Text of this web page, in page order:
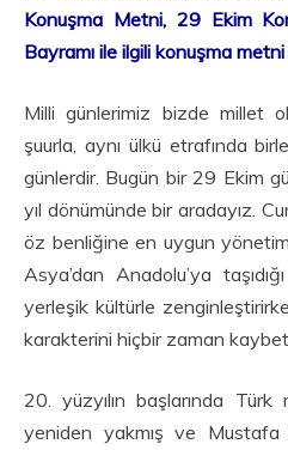
Konuşma Metni, 29 Ekim
Bayramı ile ilgili konuşma
Milli günlerimiz bizde millet
şuurla, aynı ülkü etrafında
günlerdir. Bugün bir 29 Ekim
yıl dönümünde bir aradayız.
öz benliğine en uygun
Asya’dan Anadolu’ya
yerleşik kültürle
karakterini hiçbir zaman
20. yüzyılın başlarında
yeniden yakmış ve Mustafa